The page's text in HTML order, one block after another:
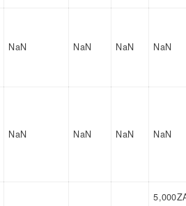
NaN NaN NaN NaN
NaN NaN NaN NaN